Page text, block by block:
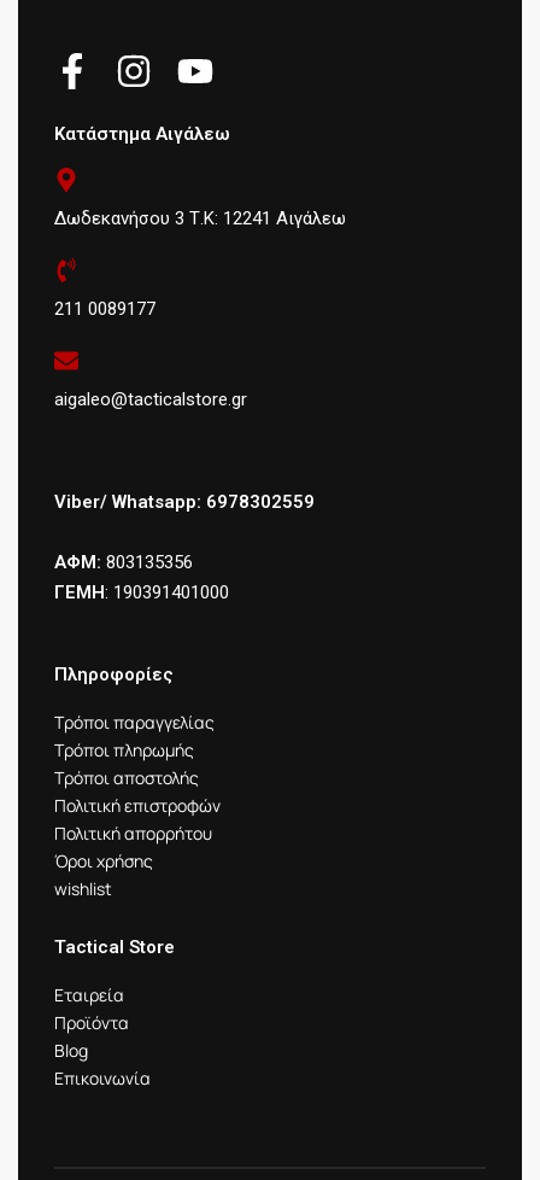
Κατάστημα Αιγάλεω
Δωδεκανήσου 3 Τ.Κ: 12241 Αιγάλεω
211 0089177
aigaleo@tacticalstore.gr
Viber/ Whatsapp: 6978302559
ΑΦΜ: 803135356
ΓΕΜΗ: 190391401000
Πληροφορίες
Τρόποι παραγγελίας
Τρόποι πληρωμής
Τρόποι αποστολής
Πολιτική επιστροφών
Πολιτική απορρήτου
Όροι χρήσης
wishlist
Tactical Store
Εταιρεία
Προϊόντα
Blog
Επικοινωνία